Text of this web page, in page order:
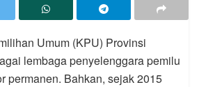
Umum (KPU) Provinsi
lembaga penyelenggara pemilu
permanen. Bahkan, sejak 2015